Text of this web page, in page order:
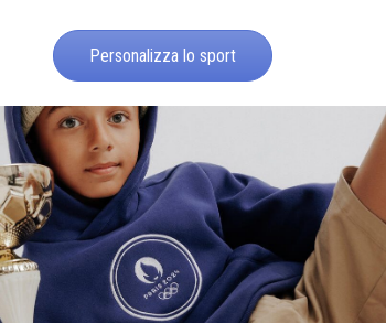
Personalizza lo sport